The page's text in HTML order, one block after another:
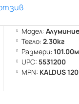
Модел:
Тегло: 2.30кг
Размери:
UPC: 5531200
MPN: KALDUS